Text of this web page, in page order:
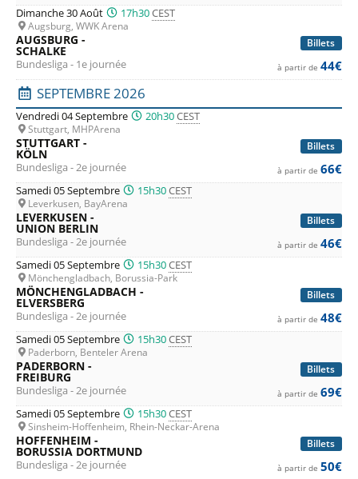
Dimanche 30 Août 17h30CEST
Augsburg, WWK Arena
Billets
AUGSBURG -
SCHALKE
Bundesliga - 1e journée à partir de 44€
SEPTEMBRE 2026
Vendredi 04 Septembre 20h30CEST
Stuttgart, MHPArena
Billets
STUTTGART -
KÖLN
Bundesliga - 2e journée à partir de 66€
Samedi 05 Septembre 15h30CEST
Leverkusen, BayArena
Billets
LEVERKUSEN -
UNION BERLIN
Bundesliga - 2e journée à partir de 46€
Samedi 05 Septembre 15h30CEST
Mönchengladbach, Borussia-Park
Billets
MÖNCHENGLADBACH -
ELVERSBERG
Bundesliga - 2e journée à partir de 48€
Samedi 05 Septembre 15h30CEST
Paderborn, Benteler Arena
Billets
PADERBORN -
FREIBURG
Bundesliga - 2e journée à partir de 69€
Samedi 05 Septembre 15h30CEST
Sinsheim-Hoffenheim, Rhein-Neckar-Arena
Billets
HOFFENHEIM -
BORUSSIA DORTMUND
Bundesliga - 2e journée à partir de 50€